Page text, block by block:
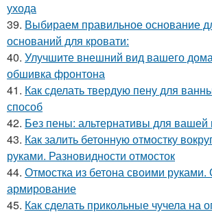
ухода
39. Выбираем правильное основание
оснований для кровати:
40. Улучшите внешний вид вашего
обшивка фронтона
41. Как сделать твердую пену для
способ
42. Без пены: альтернативы для
43. Как залить бетонную отмостку
руками. Разновидности отмосток
44. Отмостка из бетона своими руками.
армирование
45. Как сделать прикольные чучела на